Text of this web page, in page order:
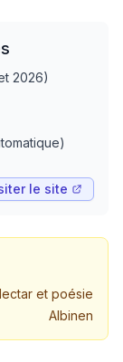
2026)
le site
et poésie
Albinen